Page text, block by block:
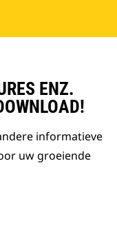
ENZ.
informatieve
uw groeiende